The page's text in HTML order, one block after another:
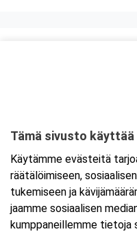
Tarkempi kartta ja ajo-
Tämä sivusto
Käytämme evästeitä
räätälöimiseen,
tukemiseen ja
jaamme sosiaalisen
kumppaneillemme tietoja